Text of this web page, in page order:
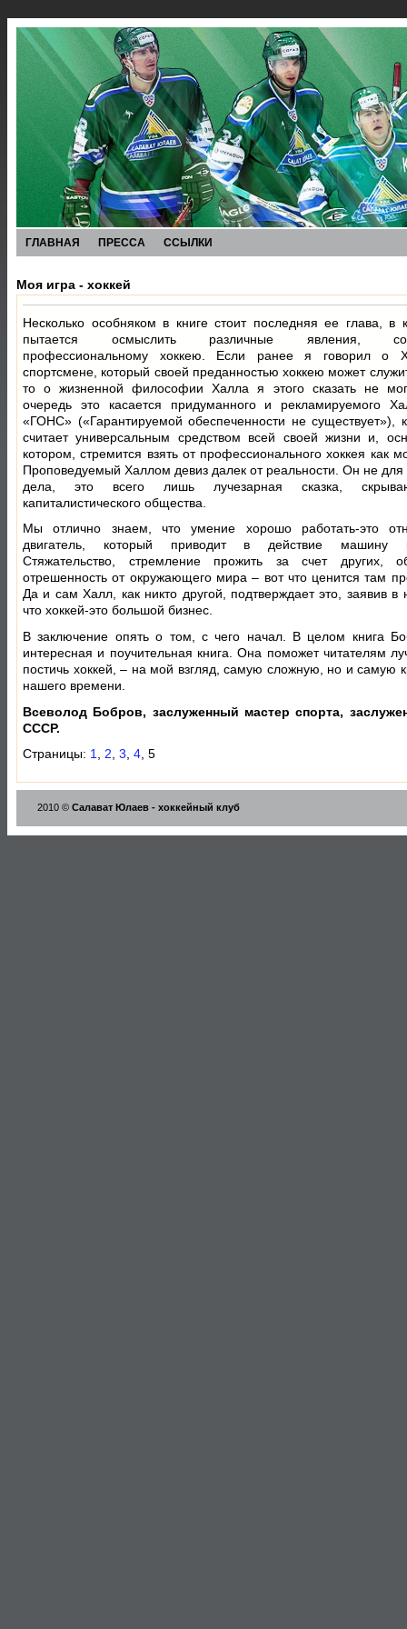
ГЛАВНАЯ ПРЕССА ССЫЛКИ
Моя игра - хоккей
Несколько особняком в книге стоит последняя ее глава, в
пытается осмыслить различные явления,
профессиональному хоккею. Если ранее я говорил о
спортсмене, который своей преданностью хоккею может
то о жизненной философии Халла я этого сказать не
очередь это касается придуманного и рекламируемого
«ГОНС» («Гарантируемой обеспеченности не существует»),
считает универсальным средством всей своей жизни и,
котором, стремится взять от профессионального хоккея как
Проповедуемый Халлом девиз далек от реальности. Он не для
дела, это всего лишь лучезарная сказка,
капиталистического общества.
Мы отлично знаем, что умение хорошо работать-это
двигатель, который приводит в действие машину
Стяжательство, стремление прожить за счет других,
отрешенность от окружающего мира – вот что ценится там
Да и сам Халл, как никто другой, подтверждает это, заявив в
что хоккей-это большой бизнес.
В заключение опять о том, с чего начал. В целом книга
интересная и поучительная книга. Она поможет читателям
постичь хоккей, – на мой взгляд, самую сложную, но и самую
нашего времени.
Всеволод Бобров, заслуженный мастер спорта,
СССР.
Страницы: 1, 2, 3, 4, 5
2010 © Салават Юлаев - хоккейный клуб